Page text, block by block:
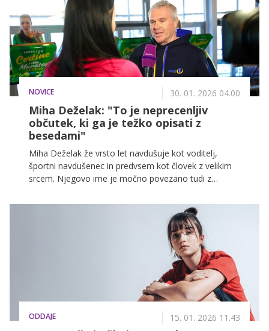
NOVICE 30. 01. 2026 04.00
Miha Deželak: "To je neprecenljiv
občutek, ki ga je težko opisati z
besedami"
Miha Deželak že vrsto let navdušuje kot voditelj,
športni navdušenec in predvsem kot človek z velikim
srcem. Njegovo ime je močno povezano tudi z
projektih, ki pomagajo ljudem v stiski.
ODDAJE 15. 01. 2026 11.43